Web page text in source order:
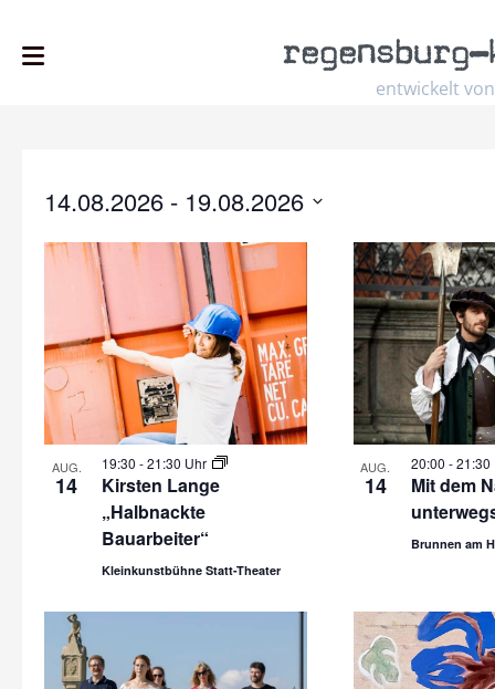
entwickelt von
regensburg–
14.08.2026 - 19.08.2026
date.
AUG.
14
19:30 -21:30 Uhr
Kirsten Lange
„Halbnackte
Bauarbeiter“
Kleinkunstbühne Statt-Theater
AUG.
14
20:00 -
Mit dem
Brunnen am